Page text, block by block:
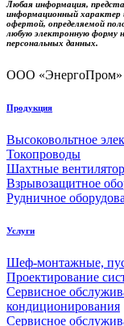
Любая информация,
информационный характер
офертой, определяемой
любую электронную форму
персональных данных.
ООО «ЭнергоПром»
Продукция
Высоковольтное
Токопроводы
Шахтные
Взрывозащитное
Рудничное
Услуги
Шеф-монтажные,
Проектирование
Сервисное
кондиционирования
Сервисное